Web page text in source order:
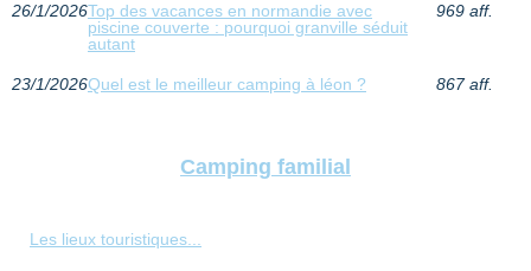
26/1/2026Top des vacances en normandie avec
piscine couverte : pourquoi granville séduit
autant
969 aff.
23/1/2026Quel est le meilleur camping à léon ? 867 aff.
Camping familial
Les lieux touristiques...